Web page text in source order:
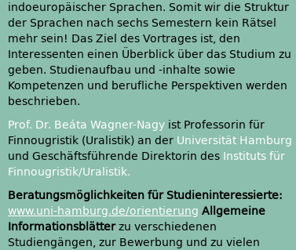
beschrieben.
Prof. Dr. Beáta Wagner-Nagy ist Professorin für
Finnougristik (Uralistik) an der Universität Hamburg
und Geschäftsführende Direktorin des Instituts für
Finnougristik/Uralistik.
Beratungsmöglichkeiten für Studieninteressierte:
www.uni-hamburg.de/orientierung Allgemeine
Informationsblätterzu verschiedenen
Studiengängen, zur Bewerbung und zu vielen